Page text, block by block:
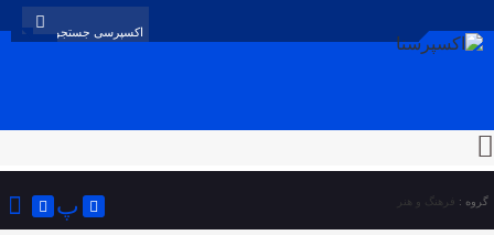
گروه : فرهنگ و هنر پ